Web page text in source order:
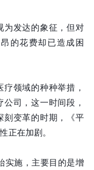
为发达的象征，但对
的花费却已造成困
领域的种种举措，
司，这一时间段，
刻变革的时期，《平
正在加剧。
实施，主要目的是增